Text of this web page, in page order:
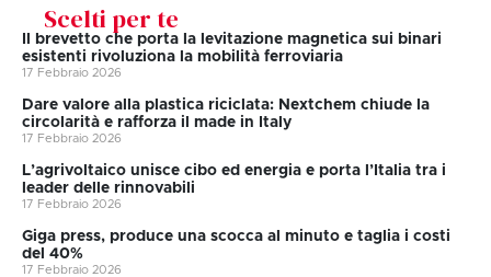
Scelti per te
Il brevetto che porta la levitazione magnetica sui binari
esistenti rivoluziona la mobilità ferroviaria
17 Febbraio 2026
Dare valore alla plastica riciclata: Nextchem chiude la
circolarità e rafforza il made in Italy
17 Febbraio 2026
L’agrivoltaico unisce cibo ed energia e porta l’Italia tra i
leader delle rinnovabili
17 Febbraio 2026
Giga press, produce una scocca al minuto e taglia i costi
del 40%
17 Febbraio 2026